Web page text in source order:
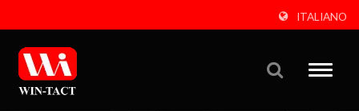
ITALIANO
Toggle